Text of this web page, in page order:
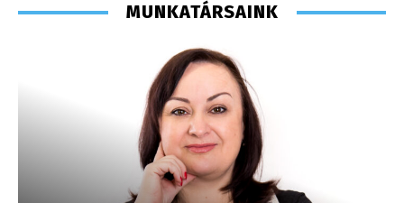
MUNKATÁRSAINK